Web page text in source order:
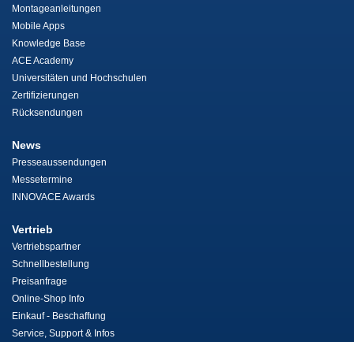
Montageanleitungen
Mobile Apps
Knowledge Base
ACE Academy
Universitäten und Hochschulen
Zertifizierungen
Rücksendungen
News
Presseaussendungen
Messetermine
INNOVACE Awards
Vertrieb
Vertriebspartner
Schnellbestellung
Preisanfrage
Online-Shop Info
Einkauf - Beschaffung
Service, Support & Infos